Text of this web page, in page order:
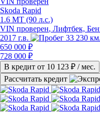
Skoda Rapid
1.6 MT (90 л.с.)
VIN проверен, Лифтбек,
2017 г.в.
33 230 км.
650 000 ₽
728 000 ₽
В кредит от 10 123 ₽ / мес.
Рассчитать кредит